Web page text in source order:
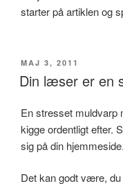
starter på artiklen og
UDGIVET
DEN
MAJ 3, 2011
Din læser er en
En stresset muldvarp
kigge ordentligt efter.
sig på din hjemmeside.
Det kan godt være,